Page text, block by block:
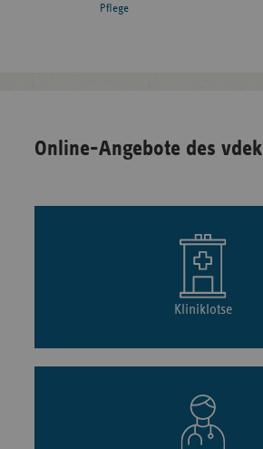
Pflege
Online-Angebote des vdek
Kliniklotse